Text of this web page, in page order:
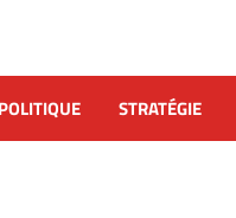
POLITIQUE STRATÉGIE